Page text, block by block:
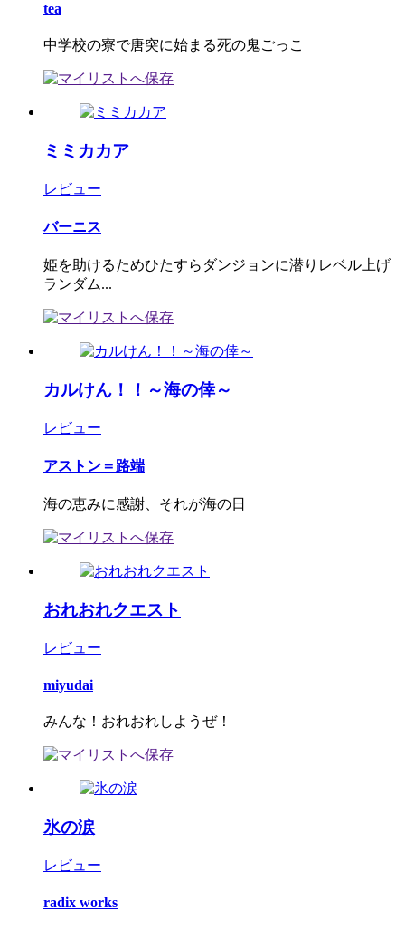
tea
中学校の寮で唐突に始まる死の鬼ごっこ
ミミカカア
レビュー
バーニス
姫を助けるためひたすらダンジョンに潜りレベル上げ
ランダム...
カルけん！！～海の倖～
レビュー
アストン＝路端
海の恵みに感謝、それが海の日
おれおれクエスト
レビュー
miyudai
みんな！おれおれしようぜ！
氷の涙
レビュー
radix works